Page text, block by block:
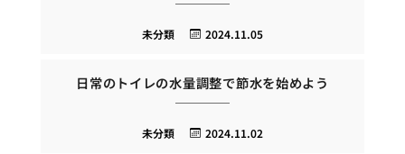
2024.11.05
未分類
日常のトイレの水量調整で節水を始めよう
2024.11.02
未分類